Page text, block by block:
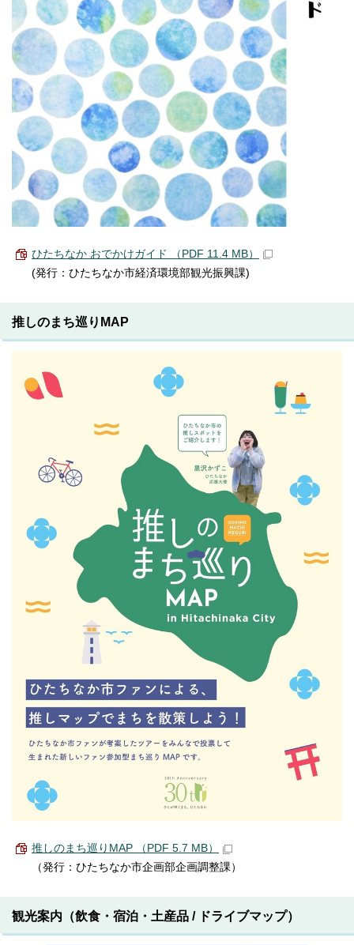
ひたちなか おでかけガイド （PDF 11.4 MB）
(発行：ひたちなか市経済環境部観光振興課)
推しのまち巡りMAP
推しのまち巡りMAP （PDF 5.7 MB）
（発行：ひたちなか市企画部企画調整課）
観光案内（飲食・宿泊・土産品 / ドライブマップ）